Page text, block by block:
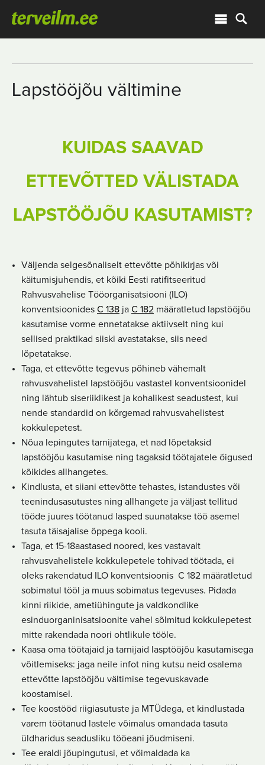
Lapstööjõu vältimine
KUIDAS SAAVAD
ETTEVÕTTED VÄLISTADA
LAPSTÖÖJÕU KASUTAMIST?
Väljenda selgesõnaliselt ettevõtte põhikirjas või
käitumisjuhendis, et kõiki Eesti ratifitseeritud
Rahvusvahelise Tööorganisatsiooni (ILO)
konventsioonides C 138 ja C 182 määratletud lapstööjõu
kasutamise vorme ennetatakse aktiivselt ning kui
sellised praktikad siiski avastatakse, siis need
lõpetatakse.
Taga, et ettevõtte tegevus põhineb vähemalt
rahvusvahelistel lapstööjõu vastastel konventsioonidel
ning lähtub siseriiklikest ja kohalikest seadustest, kui
nende standardid on kõrgemad rahvusvahelistest
kokkulepetest.
Nõua lepingutes tarnijatega, et nad lõpetaksid
lapstööjõu kasutamise ning tagaksid töötajatele õigused
kõikides allhangetes.
Kindlusta, et siiani ettevõtte tehastes, istandustes või
teenindusasutustes ning allhangete ja väljast tellitud
tööde juures töötanud lasped suunatakse töö asemel
tasuta täisajalise õppega kooli.
Taga, et 15-18aastased noored, kes vastavalt
rahvusvahelistele kokkulepetele tohivad töötada, ei
oleks rakendatud ILO konventsioonis C 182 määratletud
sobimatul tööl ja muus sobimatus tegevuses. Pidada
kinni riikide, ametiühingute ja valdkondlike
esinduorganinisatsioonite vahel sõlmitud kokkulepetest
mitte rakendada noori ohtlikule tööle.
Kaasa oma töötajaid ja tarnijaid lasptööjõu kasutamisega
võitlemiseks: jaga neile infot ning kutsu neid osalema
ettevõtte lapstööjõu vältimise tegevuskavade
koostamisel.
Tee koostööd riigiasutuste ja MTÜdega, et kindlustada
varem töötanud lastele võimalus omandada tasuta
üldharidus seadusliku tööeani jõudmiseni.
Tee eraldi jõupingutusi, et võimaldada ka